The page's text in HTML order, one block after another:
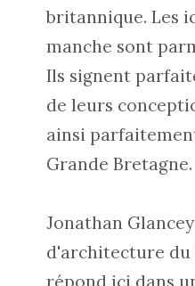
britannique. Les
manche sont
Ils signent
de leurs
ainsi
Grande Bretagne.
Jonathan
d'architecture du
répond ici dans